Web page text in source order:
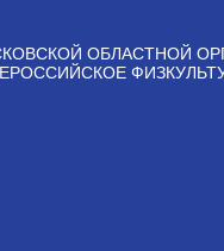
ОБЛАСТНОЙ